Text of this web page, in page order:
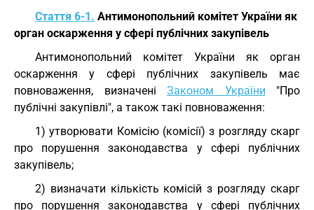
Стаття 6-1. Антимонопольний комітет України як
орган оскарження у сфері публічних закупівель
Антимонопольний комітет України як орган
оскарження у сфері публічних закупівель має
повноваження, визначені Законом України "Про
публічні закупівлі", а також такі повноваження:
1) утворювати Комісію (комісії) з розгляду скарг
про порушення законодавства у сфері публічних
закупівель;
2) визначати кількість комісій з розгляду скарг
про порушення законодавства у сфері публічних